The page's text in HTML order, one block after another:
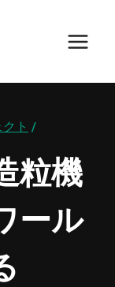
ト /
粒機
ール